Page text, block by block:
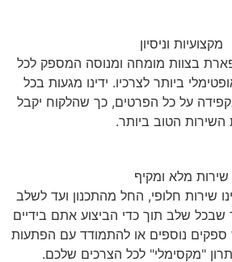
מקצועיות וניסיון
2005" מתפארת בצוות מומחה ומנוסה המספק לכל
ביותר לצרכיו. ידינו מגעות בכל
על כל הפרטים, כך שהלקוח יקבל
הטוב ביותר.
שירות מלא ומקיף
שירות חלופי, החל מהתכנון ועד לשלב
שלב תוך כדי הביצוע אתם בידיים
ספקים נוספים או להתמודד עם הפתעות
"מקסימלי" לכל הצרכים שלכם.